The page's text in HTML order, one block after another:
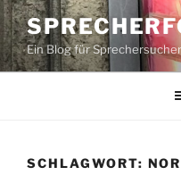
Zum
Inhalt
springenEin Blog für
SCHLAGWORT: